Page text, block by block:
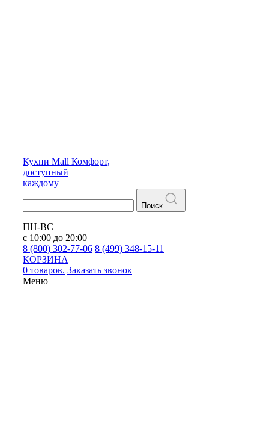
Кухни Mall Комфорт,
доступный
каждому
Поиск
ПН-ВС
с 10:00 до 20:00
8 (800) 302-77-06 8 (499) 348-15-11
КОРЗИНА
0 товаров. Заказать звонок
Меню